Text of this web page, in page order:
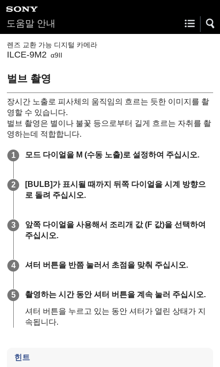
도움말 안내
렌즈 교환 가능 디지털 카메라
ILCE-9M2 α9II
벌브 촬영
장시간 노출로 피사체의 움직임의 흐르는 듯한 이미지를 촬
영할 수 있습니다.
벌브 촬영은 별이나 불꽃 등으로부터 길게 흐르는 자취를 촬
영하는데 적합합니다.
모드 다이얼을 M (수동 노출)로 설정하여 주십시오.
[BULB]가 표시될 때까지 뒤쪽 다이얼을 시계 방향으
로 돌려 주십시오.
앞쪽 다이얼을 사용해서 조리개 값 (F 값)을 선택하여
주십시오.
셔터 버튼을 반쯤 눌러서 초점을 맞춰 주십시오.
촬영하는 시간 동안 셔터 버튼을 계속 눌러 주십시오.
셔터 버튼을 누르고 있는 동안 셔터가 열린 상태가 지
속됩니다.
힌트